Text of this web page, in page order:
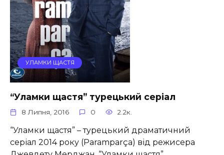
УЛАМКИ ЩАСТЯ
“Уламки щастя” турецький серіал
8 Липня, 2016 0 2.2к.
“Уламки щастя” – турецький драматичний
серіал 2014 року (Paramparça) від режисера